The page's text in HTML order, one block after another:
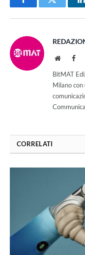
FacebookTwitter
Website
BitMAT
Milano
CORRELATI